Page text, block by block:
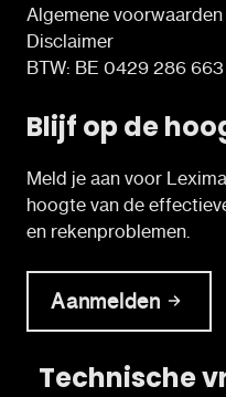
Algemene voorwaarden
Disclaimer
BTW: BE 0429 286 663
Blijf op de
Meld je aan voor
hoogte van de
en rekenproblemen.
Aanmelden
Technische